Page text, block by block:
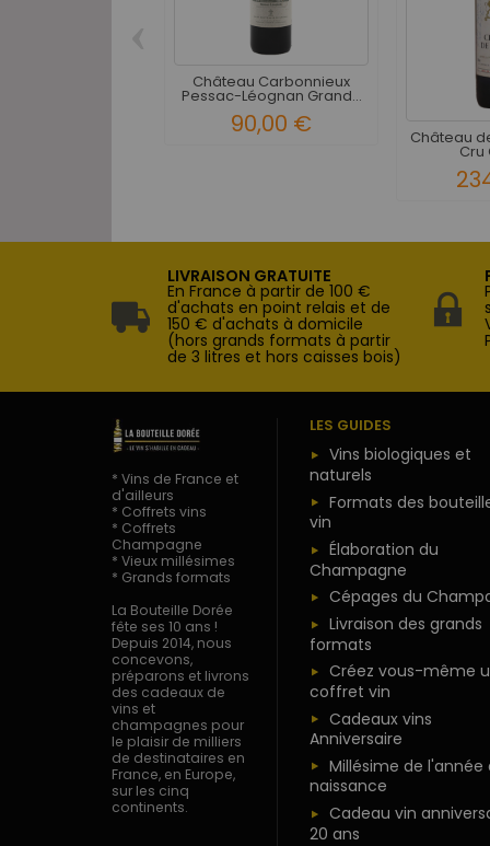
Château Carbonnieux
Pessac-Léognan Grand...
90,00 € Château
Cru
LIVRAISON GRATUITE
En France à partir de 100 €
d'achats en point relais et de
150 € d'achats à domicile
(hors grands formats à partir
de 3 litres et hors caisses bois)
* Vins de France et
d'ailleurs
* Coffrets vins
* Coffrets
Champagne
* Vieux millésimes
* Grands formats
La Bouteille Dorée
fête ses 10 ans !
Depuis 2014, nous
concevons,
préparons et livrons
des cadeaux de
vins et
champagnes pour
le plaisir de milliers
de destinataires en
France, en Europe,
sur les cinq
continents.
LES GUIDES
Vins biologiques et
naturels
Formats des
vin
Élaboration du
Champagne
Cépages du
Livraison des grands
formats
Créez vous-même
coffret vin
Cadeaux vins
Anniversaire
Millésime de l'année
naissance
Cadeau vin
20 ans